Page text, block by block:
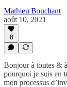
Mathieu Bouchant
août 10, 2021
8
Bonjour à toutes &
pourquoi je suis en
mon processus